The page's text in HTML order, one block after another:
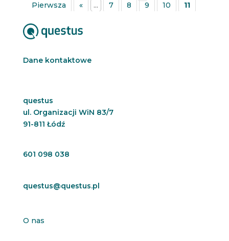
Pierwsza
« ... 7 8 9 10 11
Dane kontaktowe
questus
ul. Organizacji WiN 83/7
91-811 Łódź
601 098 038
questus@questus.pl
O nas